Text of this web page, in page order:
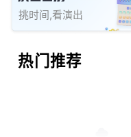
挑时间,看演出
热门推荐